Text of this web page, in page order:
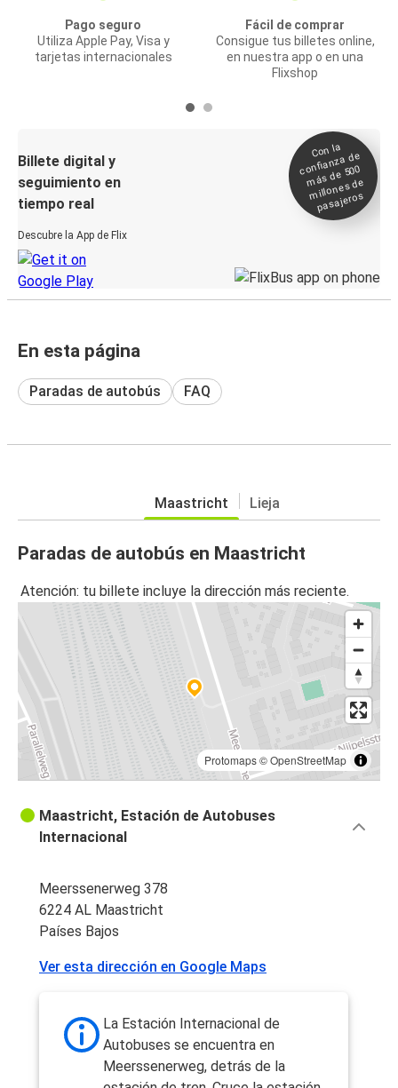
Pago seguro
Utiliza Apple Pay, Visa y
tarjetas internacionales
Fácil de comprar
Consigue tus billetes online,
en nuestra app o en una
Flixshop
Billete digital y
seguimiento en
tiempo real
Descubre la App de Flix
Con la
confianza de
más de 500
millones de
pasajeros
En esta página
Paradas de autobús FAQ
Maastricht Lieja
Paradas de autobús en Maastricht
Atención: tu billete incluye la dirección más reciente.
Protomaps©OpenStreetMap
Maastricht, Estación de Autobuses
Internacional
Meerssenerweg 378
6224 AL Maastricht
Países Bajos
Ver esta dirección en Google Maps
La Estación Internacional de
Autobuses se encuentra en
Meerssenerweg, detrás de la